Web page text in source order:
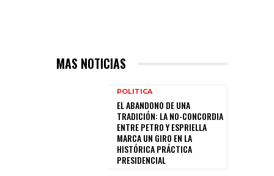
MAS NOTICIAS
POLITICA
EL ABANDONO DE UNA
TRADICIÓN: LA NO-CONCORDIA
ENTRE PETRO Y ESPRIELLA
MARCA UN GIRO EN LA
HISTÓRICA PRÁCTICA
PRESIDENCIAL